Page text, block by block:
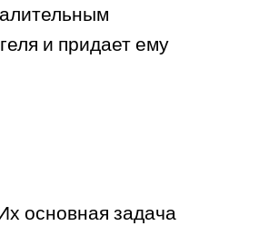
и придает ему
основная задача